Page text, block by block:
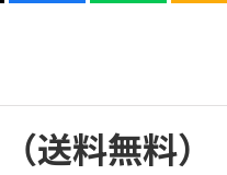
（送料無料）